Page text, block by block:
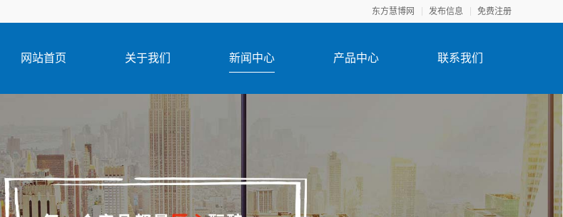
东方慧博网 发布信息 免费注册
网站首页 关于我们 新闻中心 产品中心 联系我们